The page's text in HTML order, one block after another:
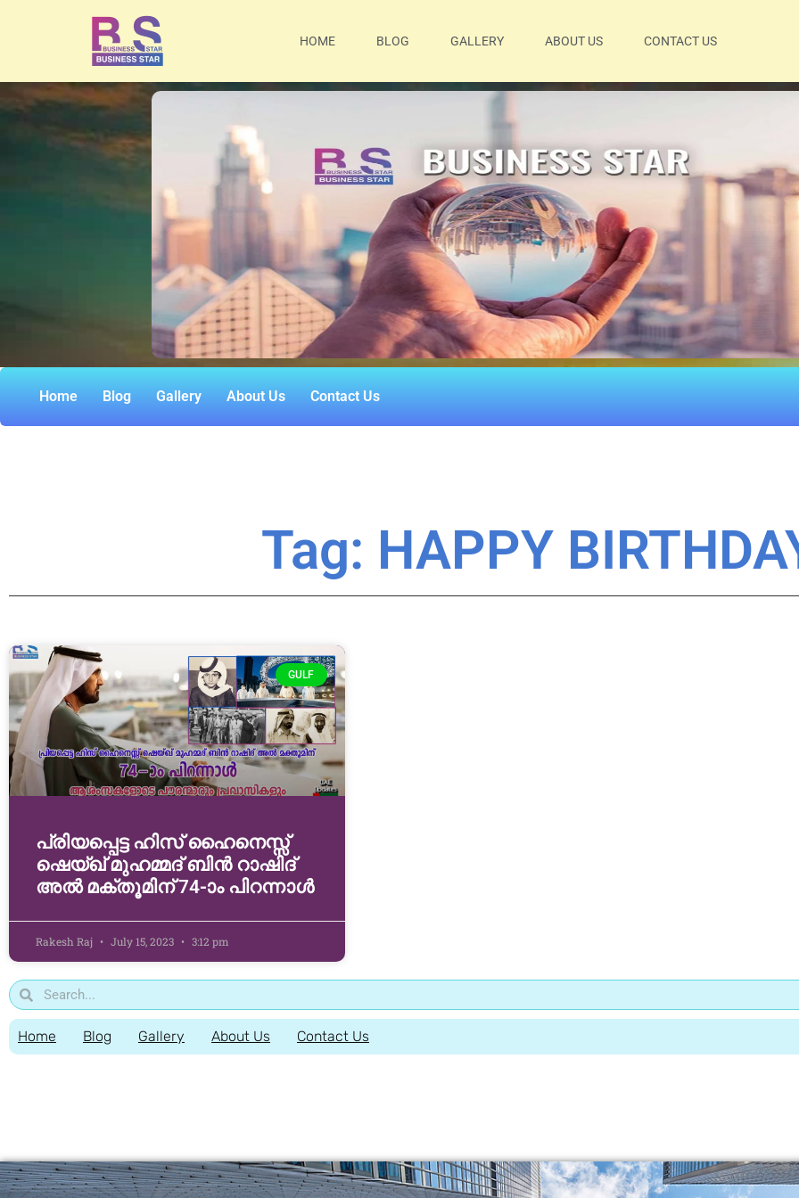
HOME BLOG GALLERY ABOUT US CONTACT US
Home Blog Gallery About Us Contact Us
Tag: HAPPY
GULF
പ്രിയപ്പെട്ട ഹിസ് ഹൈനെസ്സ്
ഷെയ്ഖ് മുഹമ്മദ്‌ ബിൻ റാഷിദ്‌
അൽ മക്തൂമിന് 74-ാം പിറന്നാൾ
Rakesh Raj July 15, 2023 3:12 pm
Home Blog Gallery About Us Contact Us